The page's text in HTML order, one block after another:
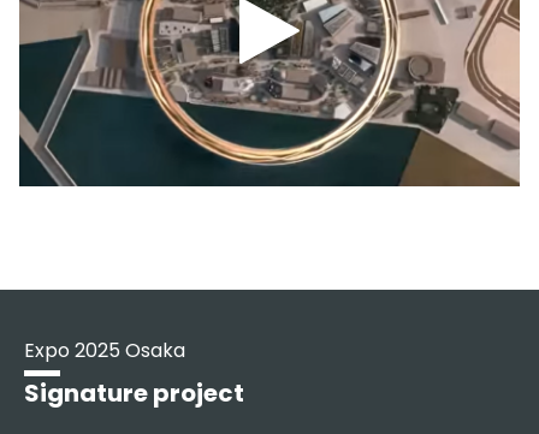
Expo 2025 Osaka
Signature project